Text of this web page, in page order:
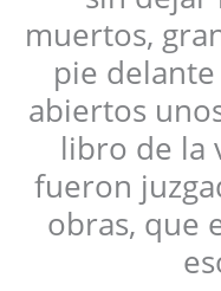
muertos,
pie
abiertos
libro de la
fueron
obras, que